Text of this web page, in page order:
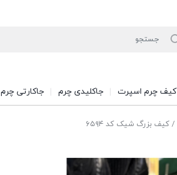
کیف چرم اسپرت جاکلیدی چرم جاکارتی چرم
/ کیف بزرگ شیک کد ۶۵۹۴